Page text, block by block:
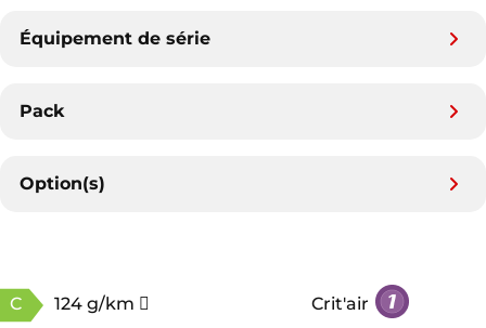
Équipement de série
Pack
Option(s)
C 124 g/km Crit'air